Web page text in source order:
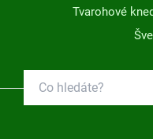
Tvarohové